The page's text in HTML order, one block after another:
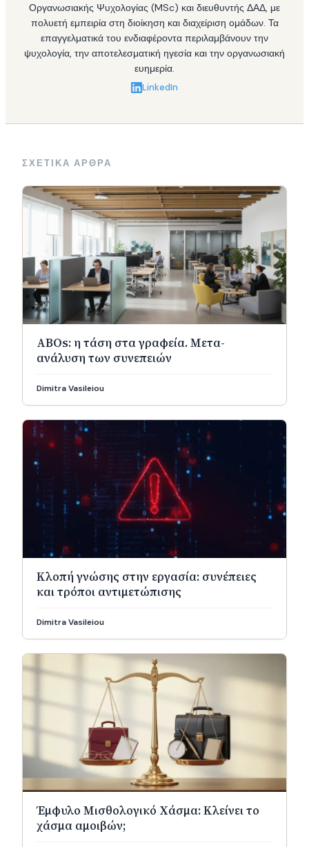
Οργανωσιακής Ψυχολογίας (MSc) και διευθυντής ΔΑΔ, με
πολυετή εμπειρία στη διοίκηση και διαχείριση ομάδων. Τα
επαγγελματικά του ενδιαφέροντα περιλαμβάνουν την
ψυχολογία, την αποτελεσματική ηγεσία και την οργανωσιακή
ευημερία.
LinkedIn
ΣΧΕΤΙΚΑ ΑΡΘΡΑ
ABOs: η τάση στα γραφεία. Μετα-
ανάλυση των συνεπειών
Dimitra Vasileiou
Κλοπή γνώσης στην εργασία: συνέπειες
και τρόποι αντιμετώπισης
Dimitra Vasileiou
Έμφυλο Μισθολογικό Χάσμα: Κλείνει το
χάσμα αμοιβών;